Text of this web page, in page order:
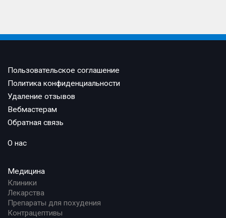
Пользовательское соглашение
Политика конфиденциальности
Удаление отзывов
Вебмастерам
Обратная связь
О нас
Медицина
Клиники
Лекарства
Препараты для похудения
Контрацептивы